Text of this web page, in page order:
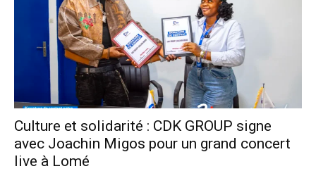
Culture et solidarité : CDK GROUP signe
avec Joachin Migos pour un grand concert
live à Lomé